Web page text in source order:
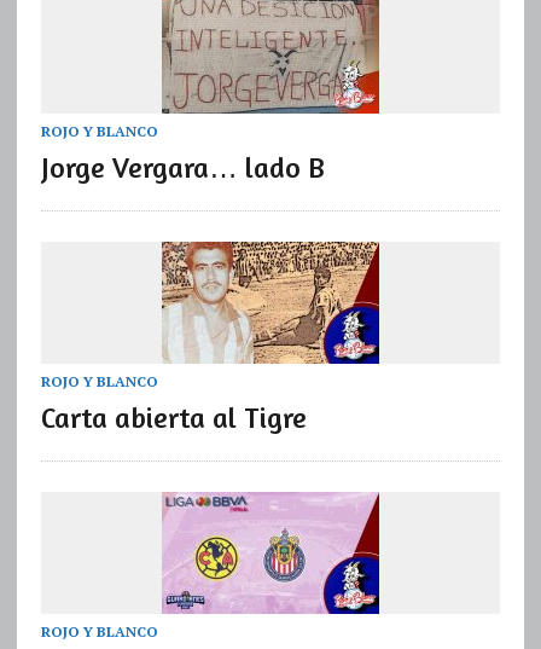
ROJO Y BLANCO
Jorge Vergara… lado B
ROJO Y BLANCO
Carta abierta al Tigre
ROJO Y BLANCO